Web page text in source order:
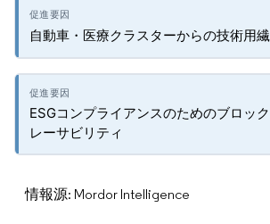
自動車・医療クラスターからの技術用
ESGコンプライアンスのためのブロッ
レーサビリティ
情報源: Mordor Intelligence